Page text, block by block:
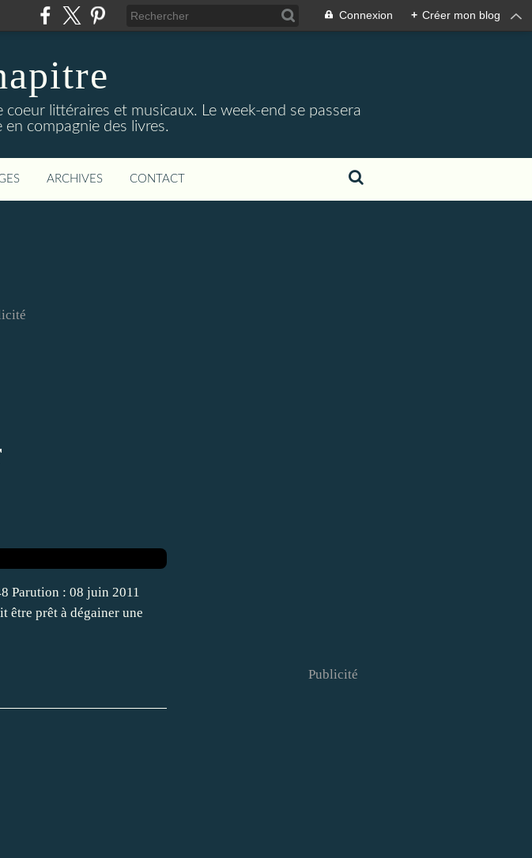
Connexion + Créer mon blog
littéraires et musicaux. Le week-end se passera
compagnie des livres.
ARCHIVES CONTACT
Parution : 08 juin 2011
être prêt à dégainer une
Publicité